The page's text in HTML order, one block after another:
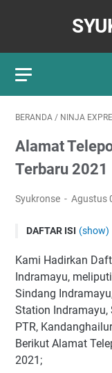
BERANDA / NINJA
Alamat
Terbaru 2021
Syukronse Agustus
DAFTAR ISI (show)
Ninja Xpress -
Ninja Xpress
Ninja Xpress
Ninja Xpress
KANTOR NINJA
Kami Hadirkan
Indramayu,
Sindang
Station Indramayu,
PTR,
Berikut Alamat
2021;